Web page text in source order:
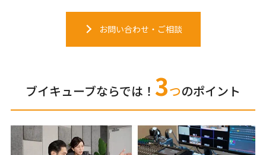
お問い合わせ・ご相談
ブイキューブならでは！ 3つのポイント